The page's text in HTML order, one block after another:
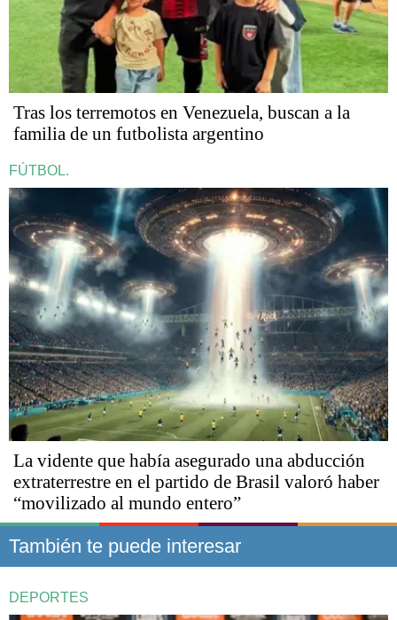
Tras los terremotos en Venezuela, buscan a la
familia de un futbolista argentino
FÚTBOL.
La vidente que había asegurado una abducción
extraterrestre en el partido de Brasil valoró haber
“movilizado al mundo entero”
También te puede interesar
DEPORTES